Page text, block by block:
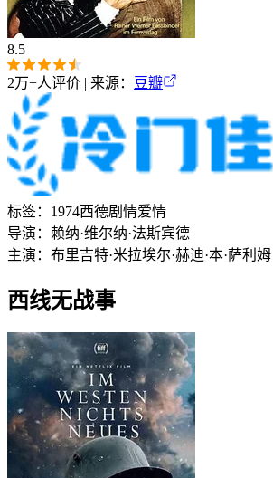
8.5
2万+人评价 | 来源： 豆瓣
标签： 1974西德剧情爱情
导演： 赖纳·维尔纳·法斯宾德
主演： 布里吉特·米拉埃尔·赫迪·本·萨利姆
西线无战事